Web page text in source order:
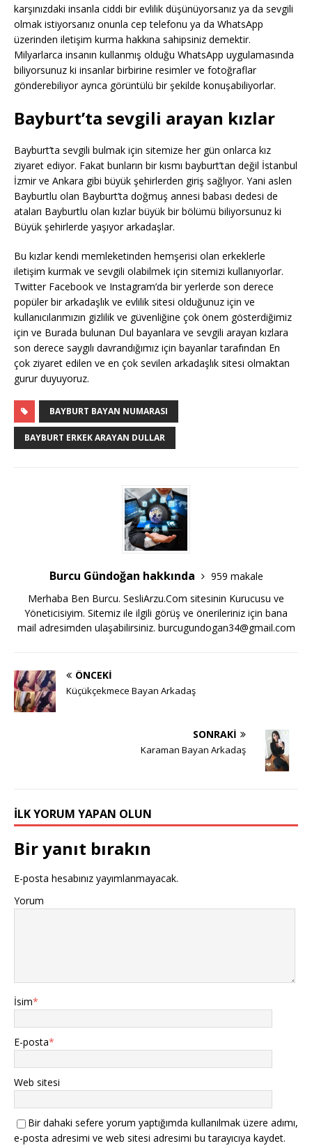
karşınızdaki insanla ciddi bir evlilik düşünüyorsanız ya da sevgili
olmak istiyorsanız onunla cep telefonu ya da WhatsApp
üzerinden iletişim kurma hakkına sahipsiniz demektir.
Milyarlarca insanın kullanmış olduğu WhatsApp uygulamasında
biliyorsunuz ki insanlar birbirine resimler ve fotoğraflar
gönderebiliyor ayrıca görüntülü bir şekilde konuşabiliyorlar.
Bayburt’ta sevgili arayan kızlar
Bayburt’ta sevgili bulmak için sitemize her gün onlarca kız
ziyaret ediyor. Fakat bunların bir kısmı bayburt’tan değil İstanbul
İzmir ve Ankara gibi büyük şehirlerden giriş sağlıyor. Yani aslen
Bayburtlu olan Bayburt’ta doğmuş annesi babası dedesi de
ataları Bayburtlu olan kızlar büyük bir bölümü biliyorsunuz ki
Büyük şehirlerde yaşıyor arkadaşlar.
Bu kızlar kendi memleketinden hemşerisi olan erkeklerle
iletişim kurmak ve sevgili olabilmek için sitemizi kullanıyorlar.
Twitter Facebook ve Instagram’da bir yerlerde son derece
popüler bir arkadaşlık ve evlilik sitesi olduğunuz için ve
kullanıcılarımızın gizlilik ve güvenliğine çok önem gösterdiğimiz
için ve Burada bulunan Dul bayanlara ve sevgili arayan kızlara
son derece saygılı davrandığımız için bayanlar tarafından En
çok ziyaret edilen ve en çok sevilen arkadaşlık sitesi olmaktan
gurur duyuyoruz.
BAYBURT BAYAN NUMARASI
BAYBURT ERKEK ARAYAN DULLAR
Burcu Gündoğan hakkında
959 makale
Merhaba Ben Burcu. SesliArzu.Com sitesinin Kurucusu ve
Yöneticisiyim. Sitemiz ile ilgili görüş ve önerileriniz için bana
mail adresimden ulaşabilirsiniz. burcugundogan34@gmail.com
ÖNCEKI
Küçükçekmece Bayan Arkadaş
SONRAKI
Karaman Bayan Arkadaş
İLK YORUM YAPAN OLUN
Bir yanıt bırakın
E-posta hesabınız yayımlanmayacak.
Yorum
İsim*
E-posta*
Web sitesi
Bir dahaki sefere yorum yaptığımda kullanılmak üzere adımı,
e-posta adresimi ve web sitesi adresimi bu tarayıcıya kaydet.